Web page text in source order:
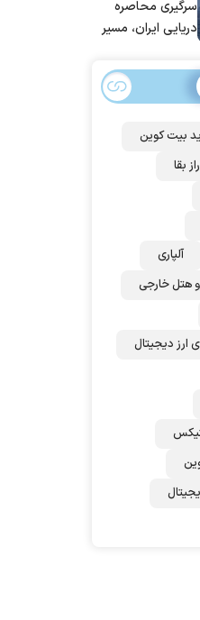
پاکستان می
سرگیری محاصره
دریایی ایران، مسیر
تغییر داده‌ایم
بیت کوین
راز بقا
آلپاری
هتل خارجی
دیجیتال